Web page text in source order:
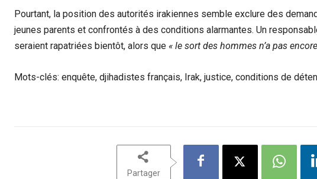
Pourtant, la position des autorités irakiennes semble exclure des
jeunes parents et confrontés à des conditions alarmantes. Un
seraient rapatriées bientôt, alors que « le sort des hommes n’a pas
Mots-clés: enquête, djihadistes français, Irak, justice, conditions de
Partager